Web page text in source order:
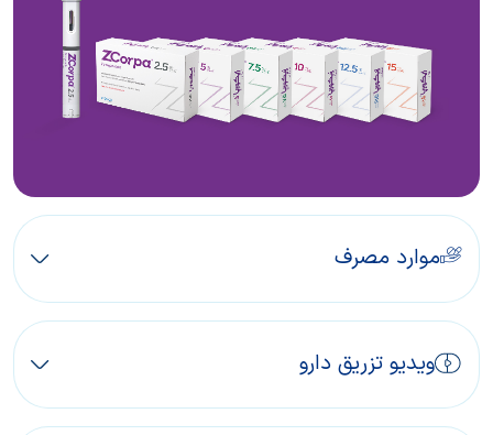
موارد مصرف
ویدیو تزریق دارو